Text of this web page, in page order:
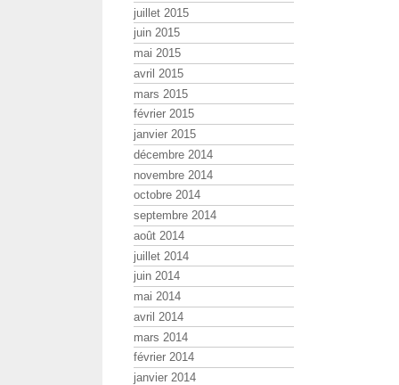
juillet 2015
juin 2015
mai 2015
avril 2015
mars 2015
février 2015
janvier 2015
décembre 2014
novembre 2014
octobre 2014
septembre 2014
août 2014
juillet 2014
juin 2014
mai 2014
avril 2014
mars 2014
février 2014
janvier 2014